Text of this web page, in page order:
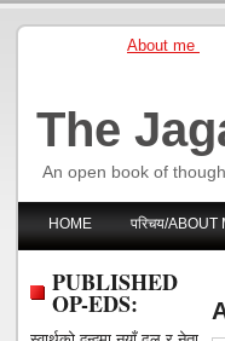
About me
The
An open book of
HOME परिचय/ABOUT
PUBLISHED
OP-EDS: